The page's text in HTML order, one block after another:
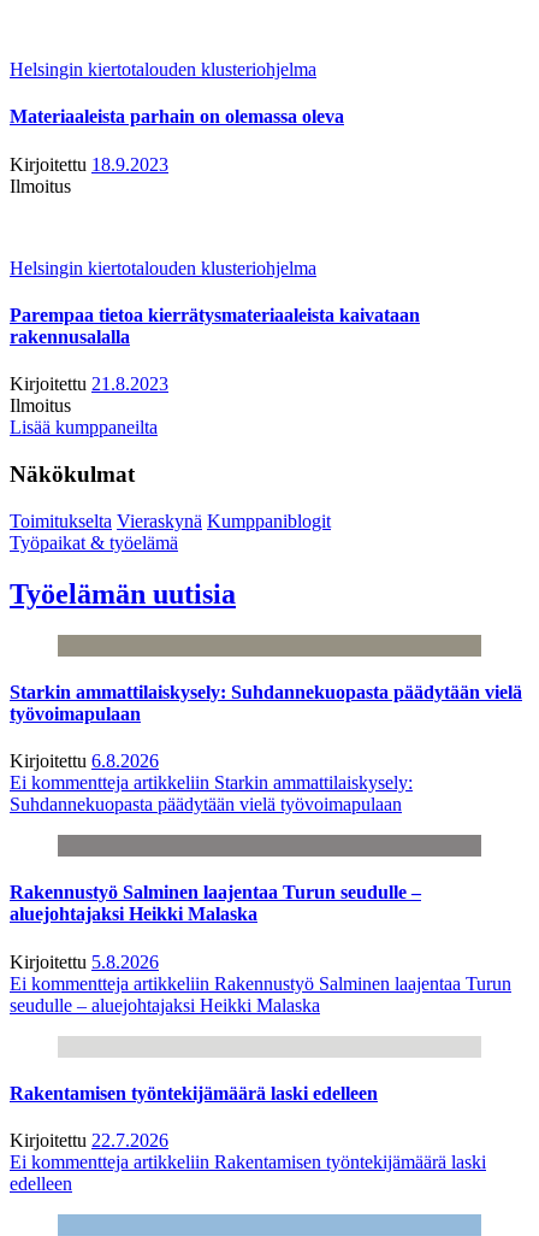
Helsingin kiertotalouden klusteriohjelma
Materiaaleista parhain on olemassa oleva
Kirjoitettu 18.9.2023
Ilmoitus
Helsingin kiertotalouden klusteriohjelma
Parempaa tietoa kierrätysmateriaaleista kaivataan
rakennusalalla
Kirjoitettu 21.8.2023
Ilmoitus
Lisää kumppaneilta
Näkökulmat
Toimitukselta Vieraskynä Kumppaniblogit
Työpaikat & työelämä
Työelämän uutisia
Starkin ammattilaiskysely: Suhdannekuopasta päädytään vielä
työvoimapulaan
Kirjoitettu 6.8.2026
Ei kommentteja artikkeliin Starkin ammattilaiskysely:
Suhdannekuopasta päädytään vielä työvoimapulaan
Rakennustyö Salminen laajentaa Turun seudulle –
aluejohtajaksi Heikki Malaska
Kirjoitettu 5.8.2026
Ei kommentteja artikkeliin Rakennustyö Salminen laajentaa Turun
seudulle – aluejohtajaksi Heikki Malaska
Rakentamisen työntekijämäärä laski edelleen
Kirjoitettu 22.7.2026
Ei kommentteja artikkeliin Rakentamisen työntekijämäärä laski
edelleen